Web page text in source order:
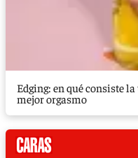
Edging: en qué consiste
mejor orgasmo